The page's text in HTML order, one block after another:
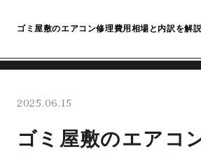
ゴミ屋敷のエアコン修理費用相場と内訳を解説
2025.06.15
ゴミ屋敷のエアコ